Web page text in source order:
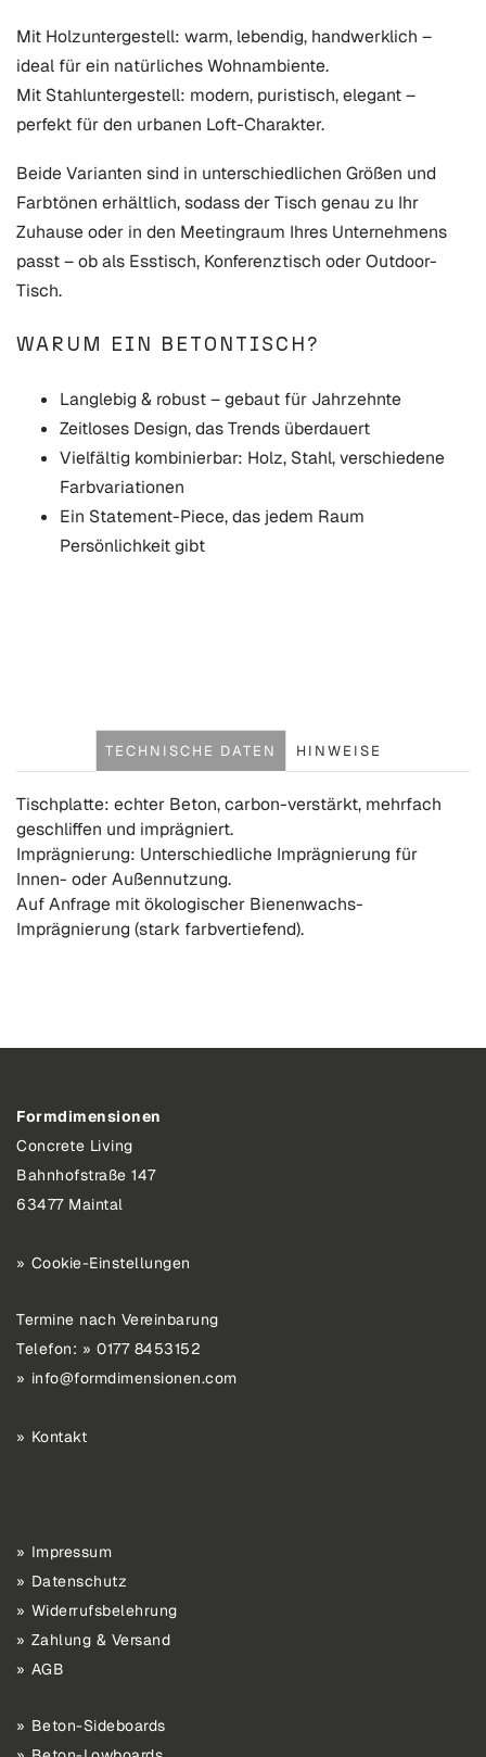
Mit Holzuntergestell: warm, lebendig, handwerklich –
ideal für ein natürliches Wohnambiente.
Mit Stahluntergestell: modern, puristisch, elegant –
perfekt für den urbanen Loft-Charakter.
Beide Varianten sind in unterschiedlichen Größen und
Farbtönen erhältlich, sodass der Tisch genau zu Ihr
Zuhause oder in den Meetingraum Ihres Unternehmens
passt – ob als Esstisch, Konferenztisch oder Outdoor-
Tisch.
WARUM EIN BETONTISCH?
Langlebig & robust – gebaut für Jahrzehnte
Zeitloses Design, das Trends überdauert
Vielfältig kombinierbar: Holz, Stahl, verschiedene
Farbvariationen
Ein Statement-Piece, das jedem Raum
Persönlichkeit gibt
TECHNISCHE DATEN HINWEISE
Tischplatte: echter Beton, carbon-verstärkt, mehrfach
geschliffen und imprägniert.
Imprägnierung: Unterschiedliche Imprägnierung für
Innen- oder Außennutzung.
Auf Anfrage mit ökologischer Bienenwachs-
Imprägnierung (stark farbvertiefend).
Formdimensionen
Concrete Living
Bahnhofstraße 147
63477 Maintal
Cookie-Einstellungen
Termine nach Vereinbarung
Telefon:
0177 8453152
info@formdimensionen.com
Kontakt
Impressum
Datenschutz
Widerrufsbelehrung
Zahlung & Versand
AGB
Beton-Sideboards